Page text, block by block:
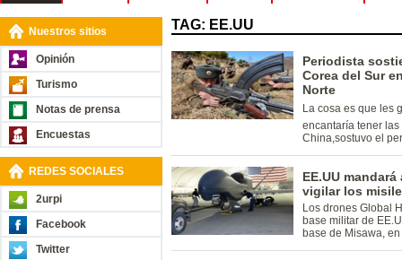
Nuestros sitios
Opinión
Turismo
Notas de prensa
Encuestas
REDES SOCIALES
2urpi
Facebook
Twitter
TAG: EE.UU
Periodista
Corea del Sur
Norte
La cosa es que
encantaría tener
China,sostuvo el
EE.UU
vigilar los
Los drones Global
base militar de
base de Misawa,